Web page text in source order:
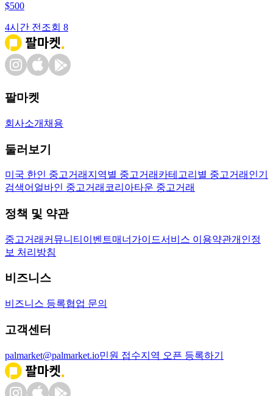
$500
4시간 전 조회 8
팔마켓
회사소개 채용
둘러보기
미국 한인 중고거래 지역별 중고거래 카테고리별 중고거래 인기
검색어 얼바인 중고거래 코리아타운 중고거래
정책 및 약관
중고거래 커뮤니티 이벤트매너가이드서비스 이용약관개인정
보 처리방침
비즈니스
비즈니스 등록협업 문의
고객센터
palmarket@palmarket.io민원 접수지역 오픈 등록하기